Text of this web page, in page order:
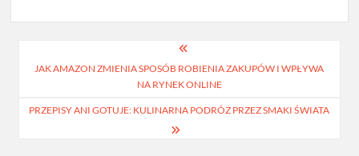
wpisu
JAK AMAZON ZMIENIA SPOSÓB ROBIENIA ZAKUPÓW I WPŁYWA
NA RYNEK ONLINE
PRZEPISY ANI GOTUJE: KULINARNA PODRÓŻ PRZEZ SMAKI ŚWIATA